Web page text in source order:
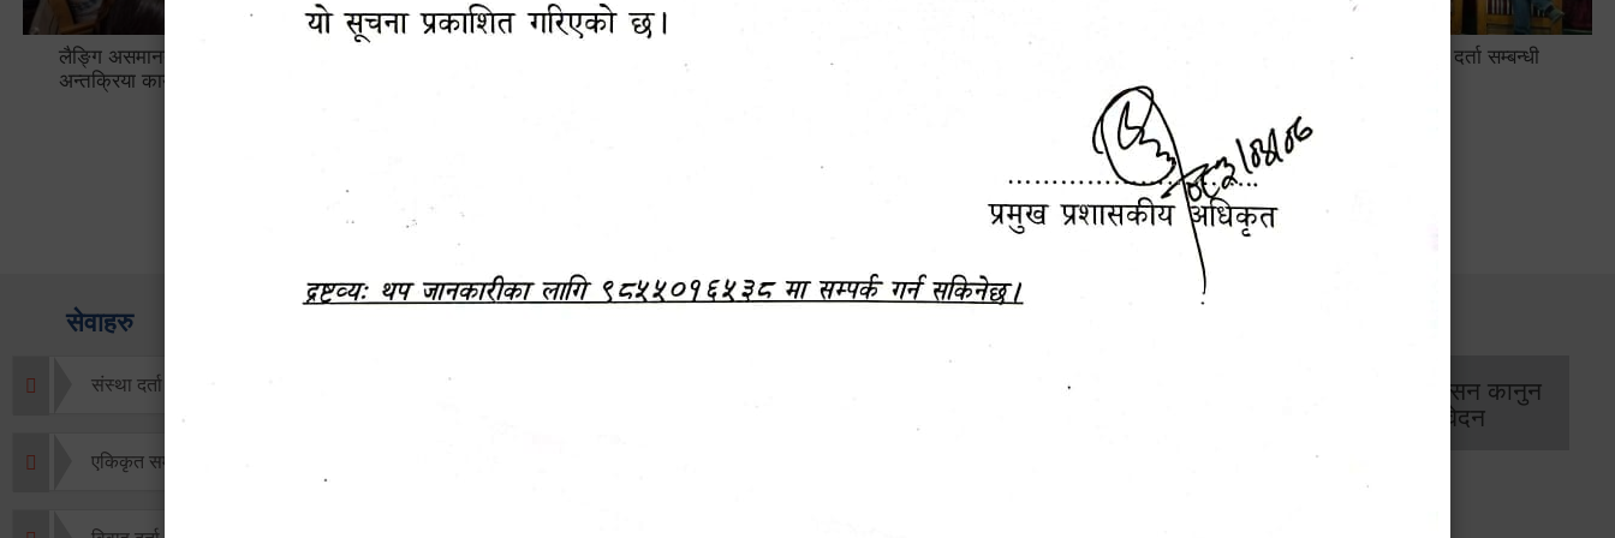
लैङ्गि असमानताका विबिध पक्षहरु विषयक
अन्तक्रिया कार्यक्रम
सामाजिक सुरक्षा तथा घटना दर्ता सम्बन्धी
सेवाहरु
संस्था दर्ता सिफारिस
एकिकृत सम्पत्ति कर/घर जग्गा कर
आर्थिक प्रशासन कानुन
/ प्रतिवेदन